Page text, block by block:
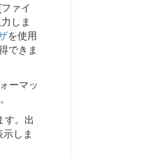
ァイ
しま
を使用
できま
ーマッ
す。出
しま